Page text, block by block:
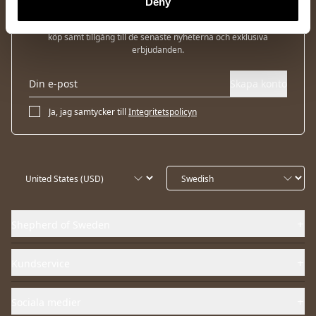
Prenumerera på vårt nyhetsbrev och få 10% rabatt på ditt första
köp samt tillgång till de senaste nyheterna och exklusiva
erbjudanden.
Ja, jag samtycker till Integritetspolicyn